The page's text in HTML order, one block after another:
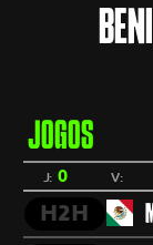
JOGOS
J: 0 V:
H2H